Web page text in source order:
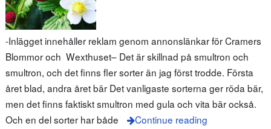
-Inlägget innehåller reklam genom annonslänkar för Cramers
Blommor och Wexthuset– Det är skillnad på smultron och
smultron, och det finns fler sorter än jag först trodde. Första
året blad, andra året bär Det vanligaste sorterna ger röda bär,
men det finns faktiskt smultron med gula och vita bär också.
Och en del sorter har både
Continue reading